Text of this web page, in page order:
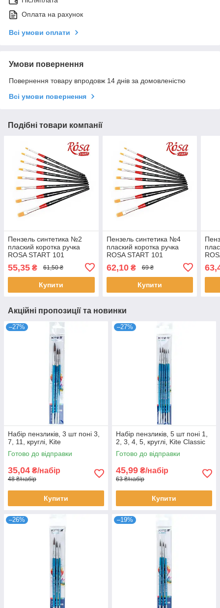
Оплата на рахунок
Всі умови оплати
Умови повернення
Повернення товару впродовж 14 днів за домовленістю
Всі умови повернення
Подібні товари компанії
Пензель синтетика №2
плаский коротка ручка
ROSA START 101
55,35 ₴ 61,50 ₴
Купити
Пензель синтетика №4
плаский коротка ручка
ROSA START 101
62,10₴ 69 ₴
Купити
Акційні пропозиції та новинки
–27%
Набір пензликів, 3 шт поні 3,
7, 11, круглі, Kite
Готово до відправки
35,04 ₴/набір
48 ₴/набір
Купити
–27%
Набір пензликів, 5 шт поні 1,
2, 3, 4, 5, круглі, Kite Classic
Готово до відправки
45,99 ₴/набір
63 ₴/набір
Купити
–26% –19%